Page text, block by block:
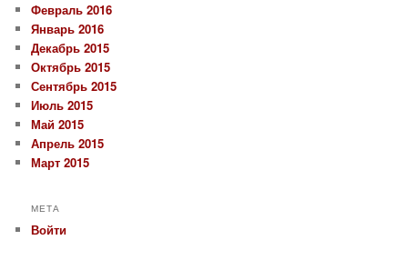
Февраль 2016
Январь 2016
Декабрь 2015
Октябрь 2015
Сентябрь 2015
Июль 2015
Май 2015
Апрель 2015
Март 2015
МЕТА
Войти